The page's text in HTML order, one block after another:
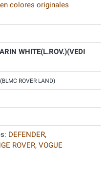
colores originales
WHITE(L.ROV.)(VEDI
(BLMC ROVER LAND)
DEFENDER,
ROVER, VOGUE